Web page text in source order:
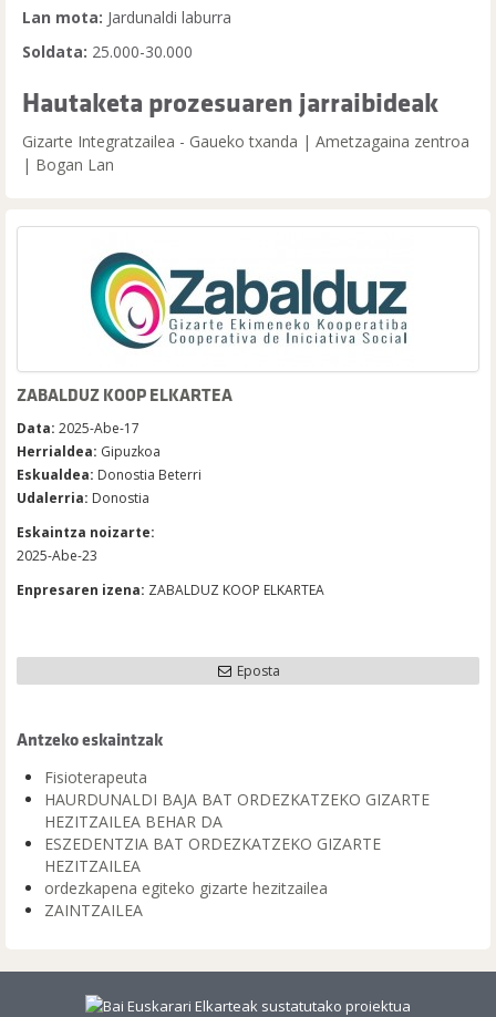
Lan mota: Jardunaldi laburra
Soldata: 25.000-30.000
Hautaketa prozesuaren jarraibideak
Gizarte Integratzailea - Gaueko txanda | Ametzagaina zentroa
| Bogan Lan
ZABALDUZ KOOP ELKARTEA
Data: 2025-Abe-17
Herrialdea: Gipuzkoa
Eskualdea: Donostia Beterri
Udalerria: Donostia
Eskaintza noizarte:
2025-Abe-23
Enpresaren izena: ZABALDUZ KOOP ELKARTEA
Eposta
Antzeko eskaintzak
Fisioterapeuta
HAURDUNALDI BAJA BAT ORDEZKATZEKO GIZARTE
HEZITZAILEA BEHAR DA
ESZEDENTZIA BAT ORDEZKATZEKO GIZARTE
HEZITZAILEA
ordezkapena egiteko gizarte hezitzailea
ZAINTZAILEA